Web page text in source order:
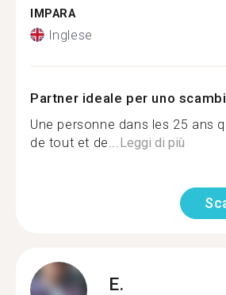
IMPARA
Inglese
Partner ideale per uno
Une personne dans les 25 ans
de tout et de... Leggi di più
E.